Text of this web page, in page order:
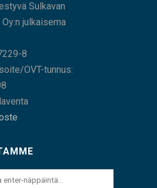
Sulkavan
julkaisema
8
OVT-tunnus: